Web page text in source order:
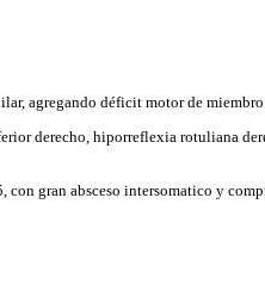
agregando déficit motor de
derecho, hiporreflexia rotuliana
gran absceso intersomatico y